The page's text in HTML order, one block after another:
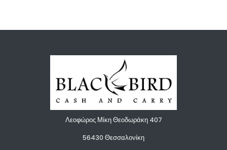
Λεοφώρος Μίκη Θεοδωράκη 407
56430 Θεσσαλονίκη